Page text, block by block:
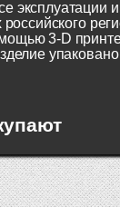
эксплуатации
3-D